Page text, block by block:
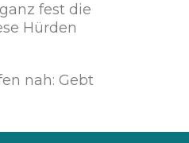
fest die
Hürden
nah: Gebt